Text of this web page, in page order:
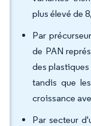
plus élevé de
Par
de PAN
des
tandis que
croissance
Par secteur